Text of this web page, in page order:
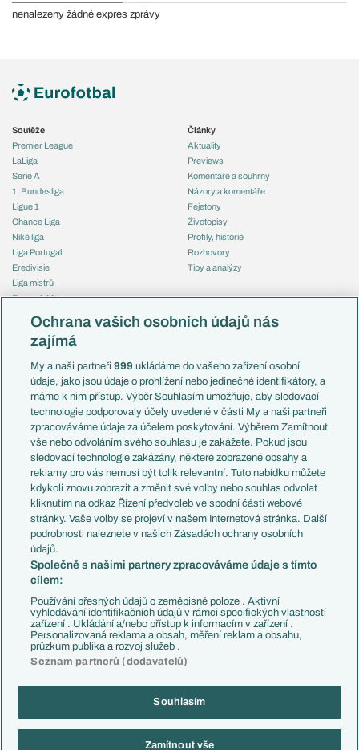
nenalezeny žádné expres zprávy
Soutěže
Premier League
LaLiga
Serie A
1. Bundesliga
Ligue 1
Chance Liga
Niké liga
Liga Portugal
Eredivisie
Liga mistrů
Evropská liga
Mistrovství světa
Liga národů
Témata
Představení týmů MS
EuroSkauting
PL v kostce
Evropské koeficienty
Přestupy
Přestupové spekulace
Zranění
Kluby
Arsenal FC
Chelsea FC
Manchester United
AC Milán
Juventus FC
Bayern Mnichov
FC Barcelona
Real Madrid
Články
Aktuality
Previews
Komentáře a souhrny
Názory a komentáře
Fejetony
Životopisy
Profily, historie
Rozhovory
Tipy a analýzy
Česko
Francie
Itálie
Německo
Španělsko
Argentina
Brazílie
Přestupy
Zápasy
Livescore
Tipovací soutěž
Copyright © 2001-2026 EuroFotbal.cz. Využíváme zpravodajství ČTK.
Informace o zpracování osobních údajů
Ochrana vašich osobních údajů nás
zajímá
My a naši partneři999 ukládáme do vašeho zařízení osobní
údaje, jako jsou údaje o prohlížení nebo jedinečné identifikátory, a
máme k nim přístup. Výběr Souhlasím umožňuje, aby sledovací
technologie podporovaly účely uvedené v části My a naši partneři
zpracováváme údaje za účelem poskytování. Výběrem Zamítnout
vše nebo odvoláním svého souhlasu je zakážete. Pokud jsou
sledovací technologie zakázány, některé zobrazené obsahy a
reklamy pro vás nemusí být tolik relevantní. Tuto nabídku můžete
kdykoli znovu zobrazit a změnit své volby nebo souhlas odvolat
kliknutím na odkaz Řízení předvoleb ve spodní části webové
stránky. Vaše volby se projeví v našem Internetová stránka. Další
podrobnosti naleznete v našich Zásadách ochrany osobních
údajů.
Společně s našimi partnery zpracováváme údaje s tímto
cílem:
Používání přesných údajů o zeměpisné poloze . Aktivní
vyhledávání identifikačních údajů v rámci specifických vlastností
zařízení . Ukládání a/nebo přístup k informacím v zařízení .
Personalizovaná reklama a obsah, měření reklam a obsahu,
průzkum publika a rozvoj služeb .
Seznam partnerů (dodavatelů)
Souhlasím
Zamítnout vše